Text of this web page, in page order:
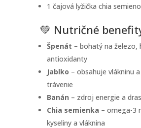
1 čajová lyžička chia
💚 Nutričné
Špenát – bohatý na železo,
antioxidanty
Jablko – obsahuje vlákninu
trávenie
Banán – zdroj energie a
Chia semienka – omega-3
kyseliny a vláknina